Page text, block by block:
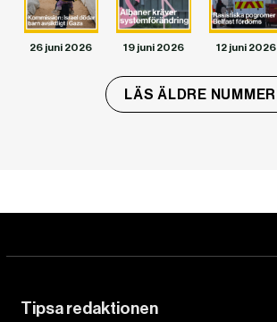
26 juni 2026 19 juni 2026 12 juni 2026
LÄS ÄLDRE NUMMER
Tipsa redaktionen